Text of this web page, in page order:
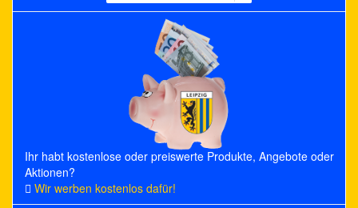
for:
Ihr habt kostenlose oder preiswerte Produkte, Angebote oder
Aktionen?
Wir werben kostenlos dafür!